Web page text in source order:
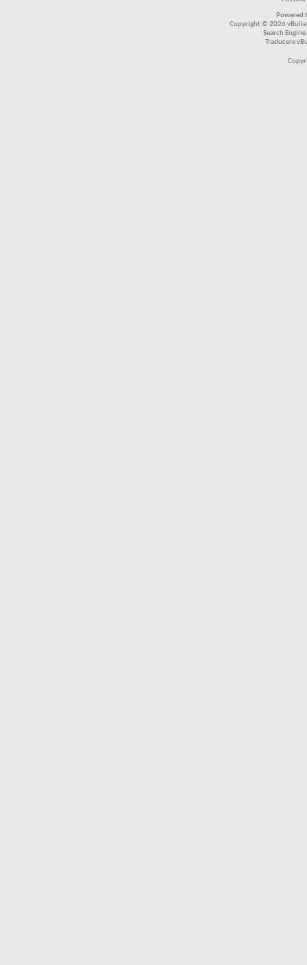
Powered
Copyright © 2026
Search
Traducere